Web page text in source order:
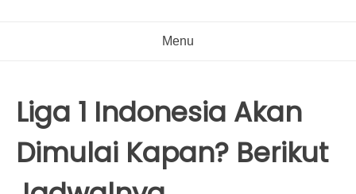
Menu
Liga 1 Indonesia Akan
Dimulai Kapan? Berikut